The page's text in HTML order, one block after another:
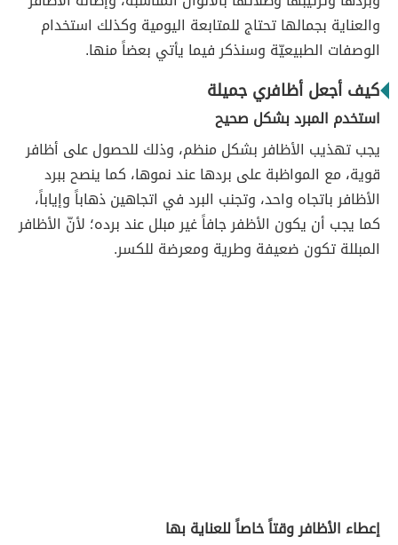
والعناية بجمالها تحتاج للمتابعة اليومية وكذلك استخدام
الوصفات الطبيعيّة وسنذكر فيما يأتي بعضاً منها.
كيف أجعل أظافري جميلة
استخدم المبرد بشكل صحيح
يجب تهذيب الأظافر بشكل منظم، وذلك للحصول على أظافر
قوية، مع المواظبة على بردها عند نموها، كما ينصح ببرد
الأظافر باتجاه واحد، وتجنب البرد في اتجاهين ذهاباً وإياباً،
كما يجب أن يكون الأظفر جافاً غير مبلل عند برده؛ لأنّ الأظافر
المبللة تكون ضعيفة وطرية ومعرضة للكسر.
إعطاء الأظافر وقتاً خاصاً للعناية بها